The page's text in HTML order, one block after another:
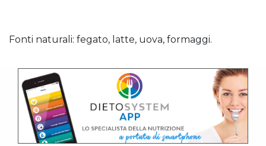
Fonti naturali: fegato, latte, uova, formaggi.